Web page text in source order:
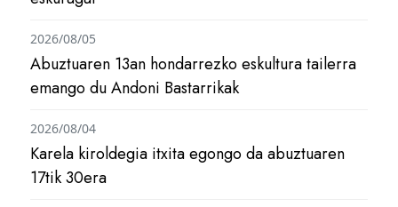
Abuztuaren 13an hondarrezko eskultura tailerra
emango du Andoni Bastarrikak
2026/08/05
Karela kiroldegia itxita egongo da abuztuaren
17tik 30era
2026/08/04